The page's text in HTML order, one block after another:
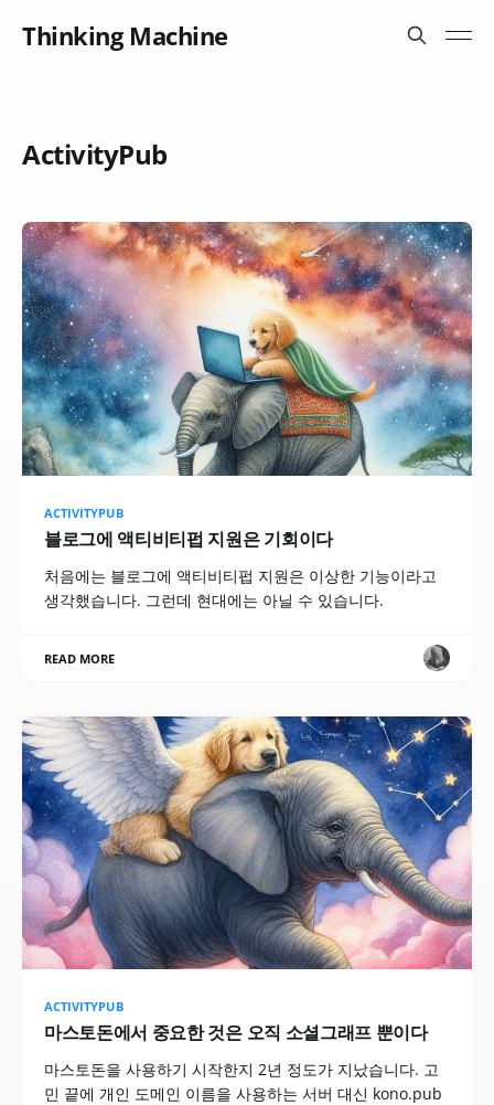
Thinking Machine
ActivityPub
ACTIVITYPUB
블로그에 액티비티펍 지원은 기회이다
처음에는 블로그에 액티비티펍 지원은 이상한 기능이라고
생각했습니다. 그런데 현대에는 아닐 수 있습니다.
READ MORE
ACTIVITYPUB
마스토돈에서 중요한 것은 오직 소셜그래프 뿐이다
마스토돈을 사용하기 시작한지 2년 정도가 지났습니다. 고
민 끝에 개인 도메인 이름을 사용하는 서버 대신 kono.pub